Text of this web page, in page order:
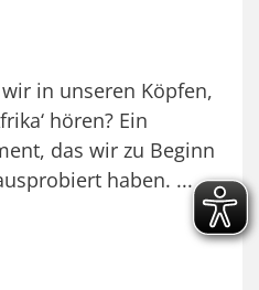
in unseren Köpfen,
hören? Ein
das wir zu Beginn
haben. ...